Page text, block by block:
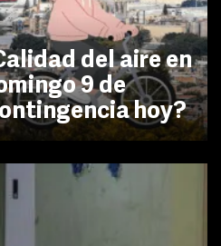
del aire en
9 de
hoy?